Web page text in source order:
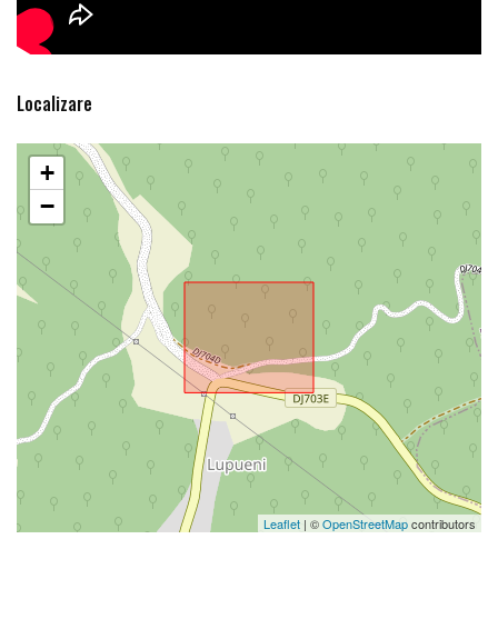
Localizare
+
−
Leaflet | ©OpenStreetMapcontributors